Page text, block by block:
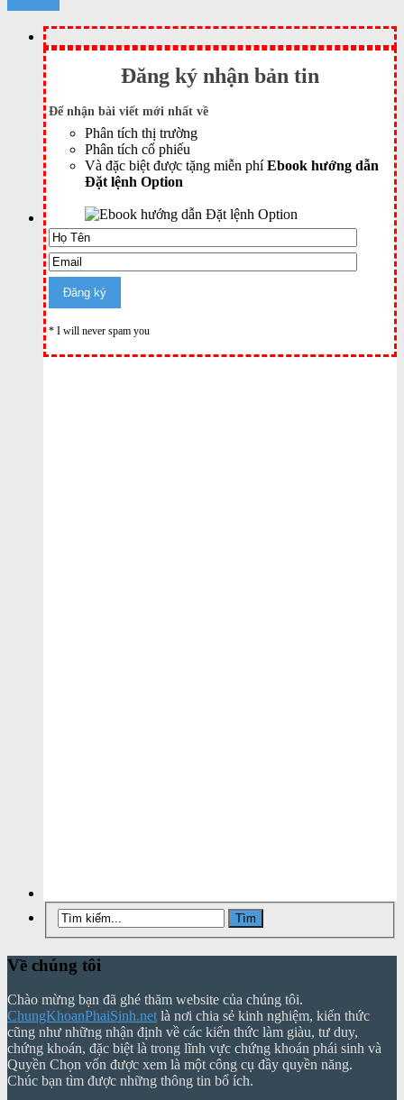
Đăng ký nhận bản tin
Để nhận bài viết mới nhất về
Phân tích thị trường
Phân tích cổ phiếu
Và đặc biệt được tặng miễn phí Ebook hướng dẫn
Đặt lệnh Option
* I will never spam you
Về chúng tôi
Chào mừng bạn đã ghé thăm website của chúng tôi.
ChungKhoanPhaiSinh.netlà nơi chia sẻ kinh nghiệm, kiến thức
cũng như những nhận định về các kiến thức làm giàu, tư duy,
chứng khoán, đặc biệt là trong lĩnh vực chứng khoán phái sinh và
Quyền Chọn vốn được xem là một công cụ đầy quyền năng.
Chúc bạn tìm được những thông tin bổ ích.